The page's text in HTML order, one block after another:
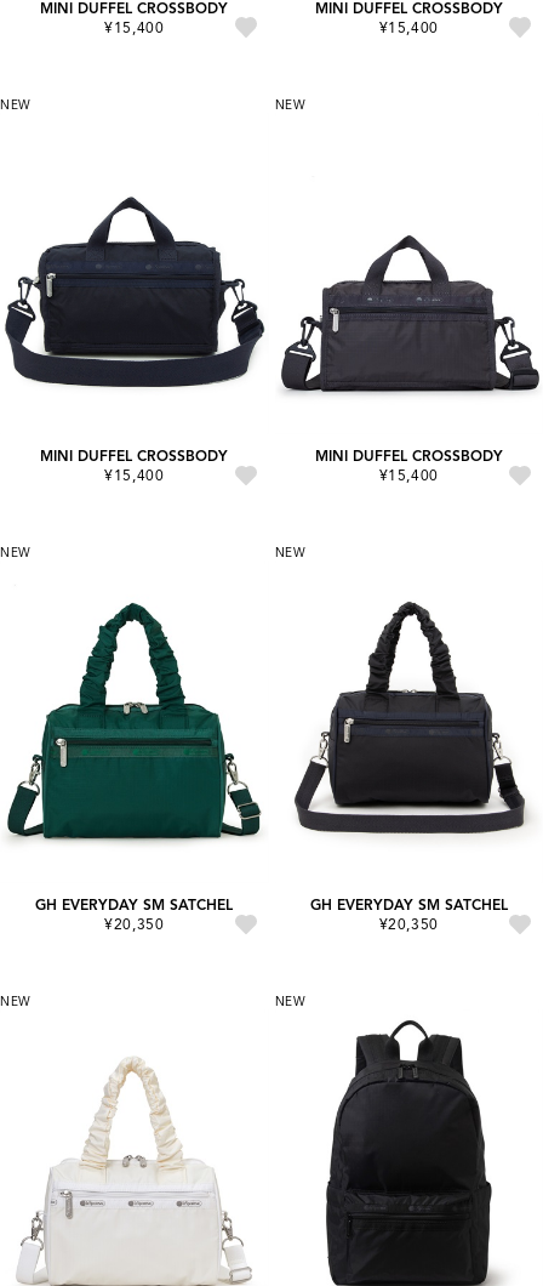
MINI DUFFEL CROSSBODY
¥15,400
MINI DUFFEL CROSSBODY
¥15,400
NEW
MINI DUFFEL CROSSBODY
¥15,400
NEW
MINI DUFFEL CROSSBODY
¥15,400
NEW
GH EVERYDAY SM SATCHEL
¥20,350
NEW
GH EVERYDAY SM SATCHEL
¥20,350
NEW NEW